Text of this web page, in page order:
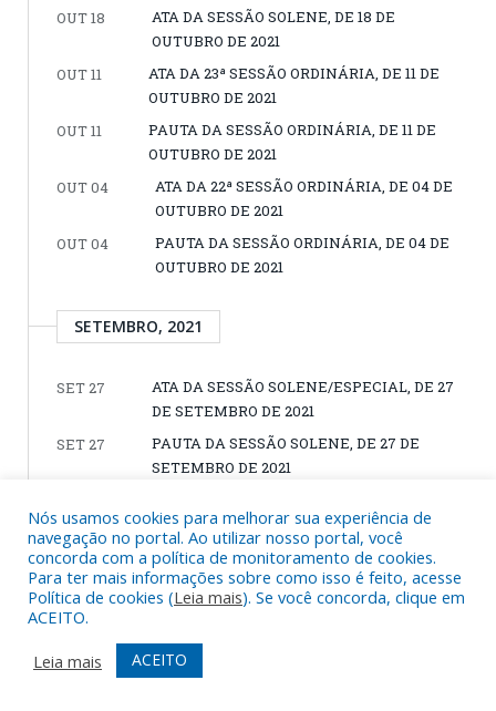
OUT 18
ATA DA SESSÃO SOLENE, DE 18 DE
OUTUBRO DE 2021
OUT 11
ATA DA 23ª SESSÃO ORDINÁRIA, DE 11 DE
OUTUBRO DE 2021
OUT 11
PAUTA DA SESSÃO ORDINÁRIA, DE 11 DE
OUTUBRO DE 2021
OUT 04
ATA DA 22ª SESSÃO ORDINÁRIA, DE 04 DE
OUTUBRO DE 2021
OUT 04
PAUTA DA SESSÃO ORDINÁRIA, DE 04 DE
OUTUBRO DE 2021
SETEMBRO, 2021
SET 27
ATA DA SESSÃO SOLENE/ESPECIAL, DE 27
DE SETEMBRO DE 2021
SET 27
PAUTA DA SESSÃO SOLENE, DE 27 DE
SETEMBRO DE 2021
SETEMBRO DE 2021 (Dispõe sobre abertura
de crédito especial e dá outras providências)
SET 21
PROJETO DE LEI Nº 110/2021, DE 21 DE
SETEMBRO DE 2021 (Dispõe sobre abertura
SET 20
PAUTA DA SESSÃO ORDINÁRIA, DE 20 DE
Nós usamos cookies para melhorar sua experiência de
navegação no portal. Ao utilizar nosso portal, você
concorda com a política de monitoramento de cookies.
Para ter mais informações sobre como isso é feito, acesse
Política de cookies (Leia mais). Se você concorda, clique em
ACEITO.
Leia mais
ACEITO